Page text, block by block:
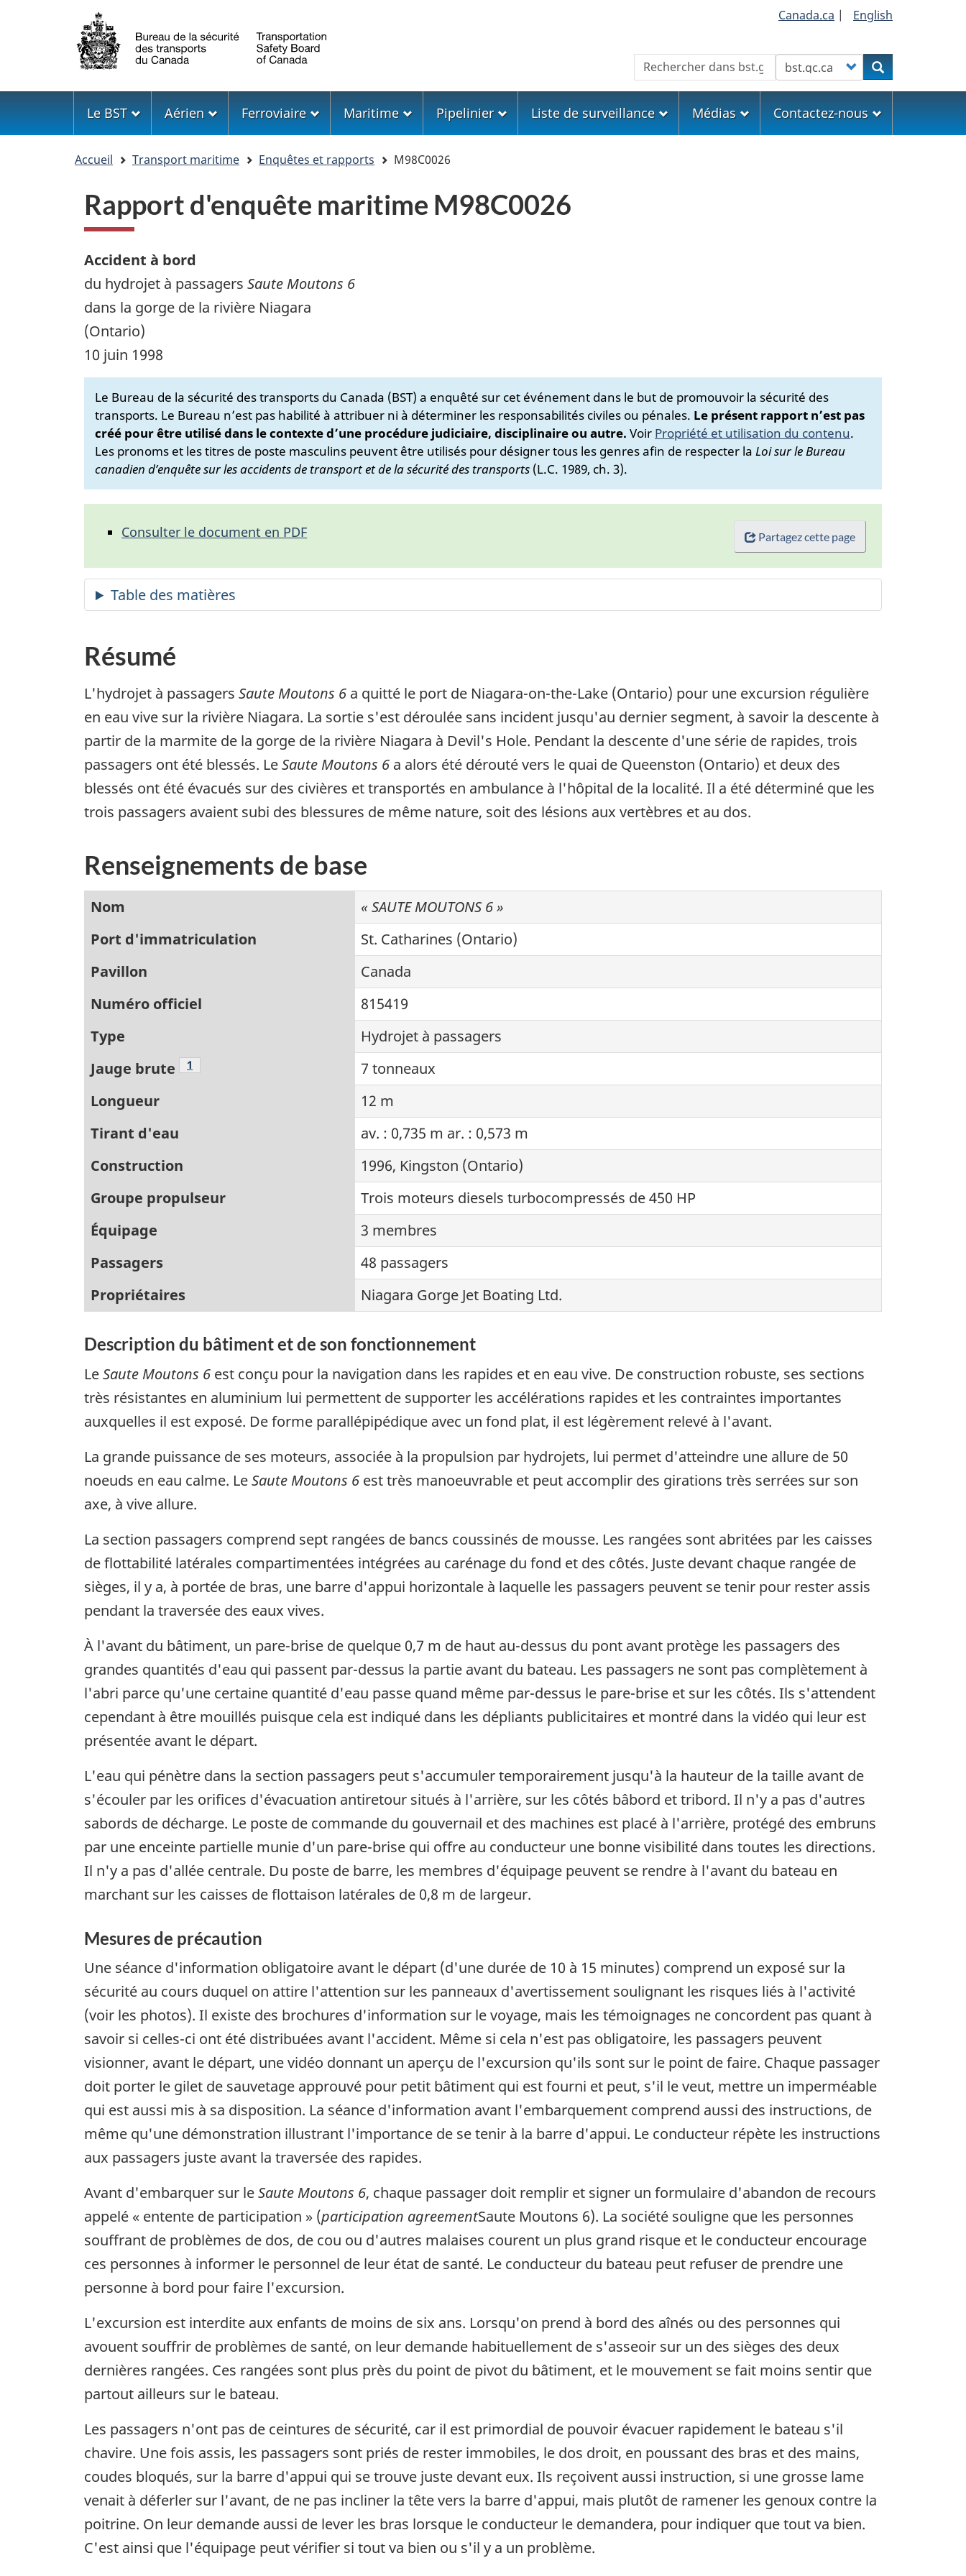
Sélection
de
la
langue
Canada.ca | English
Rechercher Customize your searchRechercher
Menu
Le BST Aérien Ferroviaire Maritime Pipelinier Liste de surveillance Médias Contactez-nous
Accueil Transport maritime Enquêtes et rapports M98C0026
Rapport d'enquête maritime M98C0026
Accident à bord
du hydrojet à passagers Saute Moutons 6
dans la gorge de la rivière Niagara
(Ontario)
10 juin 1998
Le Bureau de la sécurité des transports du Canada (BST) a enquêté sur cet événement dans le but de promouvoir la sécurité des
transports. Le Bureau n’est pas habilité à attribuer ni à déterminer les responsabilités civiles ou pénales. Le présent rapport n’est pas
créé pour être utilisé dans le contexte d’une procédure judiciaire, disciplinaire ou autre. Voir Propriété et utilisation du contenu.
Les pronoms et les titres de poste masculins peuvent être utilisés pour désigner tous les genres afin de respecter la Loi sur le Bureau
canadien d’enquête sur les accidents de transport et de la sécurité des transports (L.C. 1989, ch. 3).
Partagez cette page
Consulter le document en PDF
Résumé
L'hydrojet à passagers Saute Moutons 6 a quitté le port de Niagara-on-the-Lake (Ontario) pour une excursion régulière
en eau vive sur la rivière Niagara. La sortie s'est déroulée sans incident jusqu'au dernier segment, à savoir la descente à
partir de la marmite de la gorge de la rivière Niagara à Devil's Hole. Pendant la descente d'une série de rapides, trois
passagers ont été blessés. LeSaute Moutons 6 a alors été dérouté vers le quai de Queenston (Ontario) et deux des
blessés ont été évacués sur des civières et transportés en ambulance à l'hôpital de la localité. Il a été déterminé que les
trois passagers avaient subi des blessures de même nature, soit des lésions aux vertèbres et au dos.
Renseignements de base
Nom
« SAUTE MOUTONS 6 »
Port d'immatriculation
St. Catharines (Ontario)
Pavillon
Canada
Numéro officiel
815419
Type
Hydrojet à passagers
Jauge brute
Note de bas de page
1
7 tonneaux
Longueur
12 m
Tirant d'eau
av. : 0,735 m ar. : 0,573 m
Construction
1996, Kingston (Ontario)
Groupe propulseur
Trois moteurs diesels turbocompressés de 450 HP
Équipage
3 membres
Passagers
48 passagers
Propriétaires
Niagara Gorge Jet Boating Ltd.
Description du bâtiment et de son fonctionnement
LeSaute Moutons 6 est conçu pour la navigation dans les rapides et en eau vive. De construction robuste, ses sections
très résistantes en aluminium lui permettent de supporter les accélérations rapides et les contraintes importantes
auxquelles il est exposé. De forme parallépipédique avec un fond plat, il est légèrement relevé à l'avant.
La grande puissance de ses moteurs, associée à la propulsion par hydrojets, lui permet d'atteindre une allure de 50
noeuds en eau calme. LeSaute Moutons 6 est très manoeuvrable et peut accomplir des girations très serrées sur son
axe, à vive allure.
La section passagers comprend sept rangées de bancs coussinés de mousse. Les rangées sont abritées par les caisses
de flottabilité latérales compartimentées intégrées au carénage du fond et des côtés. Juste devant chaque rangée de
sièges, il y a, à portée de bras, une barre d'appui horizontale à laquelle les passagers peuvent se tenir pour rester assis
pendant la traversée des eaux vives.
À l'avant du bâtiment, un pare-brise de quelque 0,7 m de haut au-dessus du pont avant protège les passagers des
grandes quantités d'eau qui passent par-dessus la partie avant du bateau. Les passagers ne sont pas complètement à
l'abri parce qu'une certaine quantité d'eau passe quand même par-dessus le pare-brise et sur les côtés. Ils s'attendent
cependant à être mouillés puisque cela est indiqué dans les dépliants publicitaires et montré dans la vidéo qui leur est
présentée avant le départ.
L'eau qui pénètre dans la section passagers peut s'accumuler temporairement jusqu'à la hauteur de la taille avant de
s'écouler par les orifices d'évacuation antiretour situés à l'arrière, sur les côtés bâbord et tribord. Il n'y a pas d'autres
sabords de décharge. Le poste de commande du gouvernail et des machines est placé à l'arrière, protégé des embruns
par une enceinte partielle munie d'un pare-brise qui offre au conducteur une bonne visibilité dans toutes les directions.
Il n'y a pas d'allée centrale. Du poste de barre, les membres d'équipage peuvent se rendre à l'avant du bateau en
marchant sur les caisses de flottaison latérales de 0,8 m de largeur.
Mesures de précaution
Une séance d'information obligatoire avant le départ (d'une durée de 10 à 15 minutes) comprend un exposé sur la
sécurité au cours duquel on attire l'attention sur les panneaux d'avertissement soulignant les risques liés à l'activité
(voir les photos). Il existe des brochures d'information sur le voyage, mais les témoignages ne concordent pas quant à
savoir si celles-ci ont été distribuées avant l'accident. Même si cela n'est pas obligatoire, les passagers peuvent
visionner, avant le départ, une vidéo donnant un aperçu de l'excursion qu'ils sont sur le point de faire. Chaque passager
doit porter le gilet de sauvetage approuvé pour petit bâtiment qui est fourni et peut, s'il le veut, mettre un imperméable
qui est aussi mis à sa disposition. La séance d'information avant l'embarquement comprend aussi des instructions, de
même qu'une démonstration illustrant l'importance de se tenir à la barre d'appui. Le conducteur répète les instructions
aux passagers juste avant la traversée des rapides.
Avant d'embarquer sur leSaute Moutons 6, chaque passager doit remplir et signer un formulaire d'abandon de recours
appelé « entente de participation » (participation agreementSaute Moutons 6). La société souligne que les personnes
souffrant de problèmes de dos, de cou ou d'autres malaises courent un plus grand risque et le conducteur encourage
ces personnes à informer le personnel de leur état de santé. Le conducteur du bateau peut refuser de prendre une
personne à bord pour faire l'excursion.
L'excursion est interdite aux enfants de moins de six ans. Lorsqu'on prend à bord des aînés ou des personnes qui
avouent souffrir de problèmes de santé, on leur demande habituellement de s'asseoir sur un des sièges des deux
dernières rangées. Ces rangées sont plus près du point de pivot du bâtiment, et le mouvement se fait moins sentir que
partout ailleurs sur le bateau.
Les passagers n'ont pas de ceintures de sécurité, car il est primordial de pouvoir évacuer rapidement le bateau s'il
chavire. Une fois assis, les passagers sont priés de rester immobiles, le dos droit, en poussant des bras et des mains,
coudes bloqués, sur la barre d'appui qui se trouve juste devant eux. Ils reçoivent aussi instruction, si une grosse lame
venait à déferler sur l'avant, de ne pas incliner la tête vers la barre d'appui, mais plutôt de ramener les genoux contre la
poitrine. On leur demande aussi de lever les bras lorsque le conducteur le demandera, pour indiquer que tout va bien.
C'est ainsi que l'équipage peut vérifier si tout va bien ou s'il y a un problème.